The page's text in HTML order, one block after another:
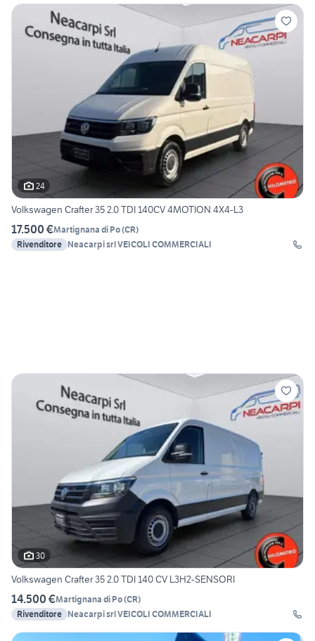
24
Volkswagen Crafter 35 2.0 TDI 140CV 4MOTION 4X4-L3
17.500 €Martignana di Po(CR)
Rivenditore Neacarpi srl VEICOLI COMMERCIALI
30
Volkswagen Crafter 35 2.0 TDI 140 CV L3H2-SENSORI
14.500 €Martignana di Po(CR)
Rivenditore Neacarpi srl VEICOLI COMMERCIALI